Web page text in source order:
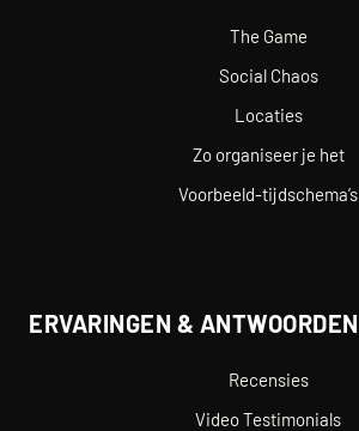
The Game
Social Chaos
Locaties
Zo organiseer je het
Voorbeeld-tijdschema’s
ERVARINGEN & ANTWOORDEN
Recensies
Video Testimonials